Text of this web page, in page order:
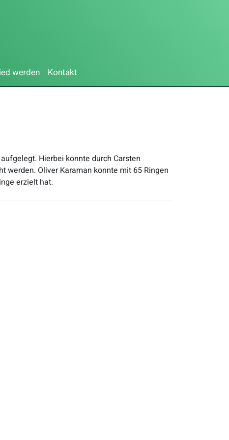
werden Kontakt
Hierbei konnte durch Carsten
werden. Oliver Karaman konnte mit 65 Ringen
erzielt hat.